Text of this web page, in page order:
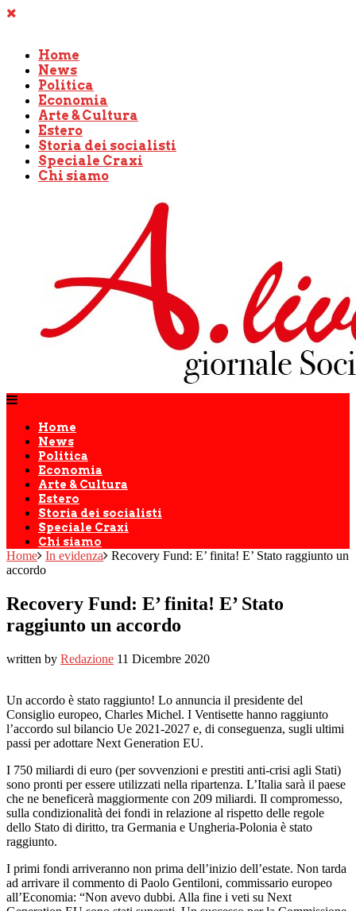
Home
News
Politica
Economia
Arte & Cultura
Estero
Storia dei socialisti
Speciale Craxi
Chi siamo
Home
News
Politica
Economia
Arte & Cultura
Estero
Storia dei socialisti
Speciale Craxi
Chi siamo
Home In evidenza
Recovery Fund: E’ finita! E’ Stato raggiunto un
accordo
Recovery Fund: E’ finita! E’ Stato
raggiunto un accordo
written by Redazione 11 Dicembre 2020
Un accordo è stato raggiunto! Lo annuncia il presidente del
Consiglio europeo, Charles Michel. I Ventisette hanno raggiunto
l’accordo sul bilancio Ue 2021-2027 e, di conseguenza, sugli ultimi
passi per adottare Next Generation EU.
I 750 miliardi di euro (per sovvenzioni e prestiti anti-crisi agli Stati)
sono pronti per essere utilizzati nella ripartenza. L’Italia sarà il paese
che ne beneficerà maggiormente con 209 miliardi. Il compromesso,
sulla condizionalità dei fondi in relazione al rispetto delle regole
dello Stato di diritto, tra Germania e Ungheria-Polonia è stato
raggiunto.
I primi fondi arriveranno non prima dell’inizio dell’estate. Non tarda
ad arrivare il commento di Paolo Gentiloni, commissario europeo
all’Economia: “Non avevo dubbi. Alla fine i veti su Next